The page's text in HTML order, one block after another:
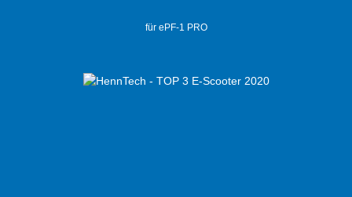
für ePF-1 PRO